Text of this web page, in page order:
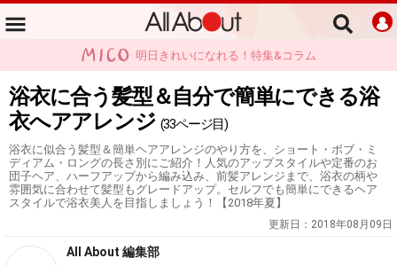
明日きれいになれる！特集&コラム
浴衣に合う髪型＆自分で簡単にできる浴
衣へアアレンジ (33ページ目)
浴衣に似合う髪型＆簡単ヘアアレンジのやり方を、ショート・ボブ・ミ
ディアム・ロングの長さ別にご紹介！人気のアップスタイルや定番のお
団子ヘア、ハーフアップから編み込み、前髪アレンジまで、浴衣の柄や
雰囲気に合わせて髪型もグレードアップ。セルフでも簡単にできるヘア
スタイルで浴衣美人を目指しましょう！【2018年夏】
更新日： 2018年08月09日
All About 編集部